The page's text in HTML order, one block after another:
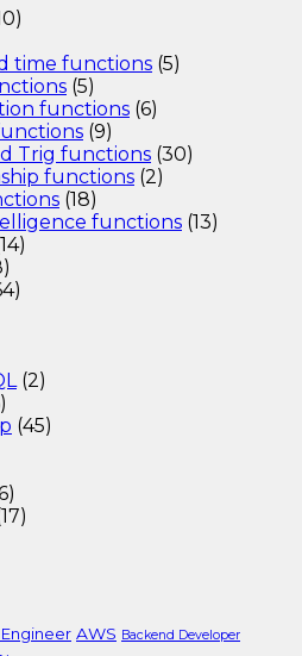
time functions (5)
(5)
functions (6)
(9)
Trig functions (30)
functions (2)
(18)
functions (13)
(2)
(45)
AWS Backend Developer